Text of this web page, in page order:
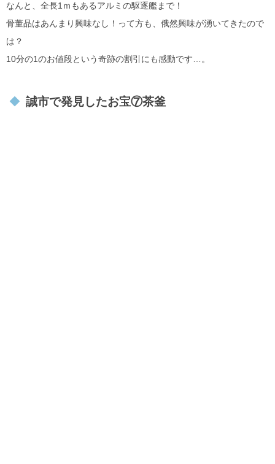
なんと、全長1ｍもあるアルミの駆逐艦まで！
骨董品はあんまり興味なし！って方も、俄然興味が湧いてきたので
は？
10分の1のお値段という奇跡の割引にも感動です…。
誠市で発見したお宝⑦茶釜